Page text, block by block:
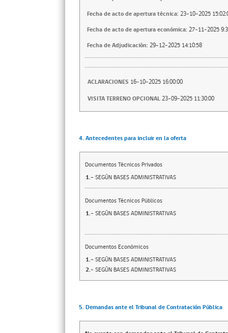
Fecha de acto de apertura técnica: 23-10-2025
Fecha de acto de apertura económica: 27-11-2025
Fecha de Adjudicación: 29-12-2025 14:10:58
ACLARACIONES 16-10-2025 16:00:00
VISITA TERRENO OPCIONAL23-09-2025 11:30:00
4. Antecedentes para incluir en la oferta
Documentos Técnicos Privados
1.- SEGÚN BASES ADMINISTRATIVAS
Documentos Técnicos Públicos
1.- SEGÚN BASES ADMINISTRATIVAS
Documentos Económicos
1.- SEGÚN BASES ADMINISTRATIVAS
2.- SEGÚN BASES ADMINISTRATIVAS
5. Demandas ante el Tribunal de Contratación Pública